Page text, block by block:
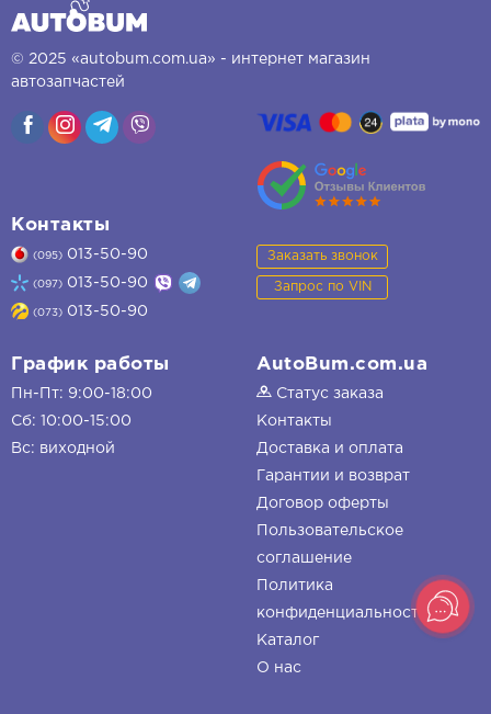
© 2025 «autobum.com.ua» - интернет магазин
автозапчастей
Контакты
(095) 013-50-90
(097) 013-50-90
(073) 013-50-90
Заказать звонок
Запрос по VIN
График работы
Пн-Пт: 9:00-18:00
Сб: 10:00-15:00
Вс: виходной
AutoBum.com.ua
Статус заказа
Контакты
Доставка и оплата
Гарантии и возврат
Договор оферты
Пользовательское
соглашение
Политика
конфиденциальности
Каталог
О нас